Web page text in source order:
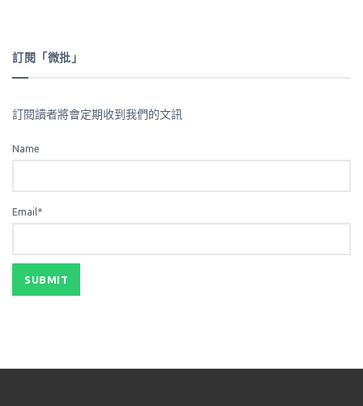
訂閱「微批」
訂閱讀者將會定期收到我們的文訊
Name
Email*